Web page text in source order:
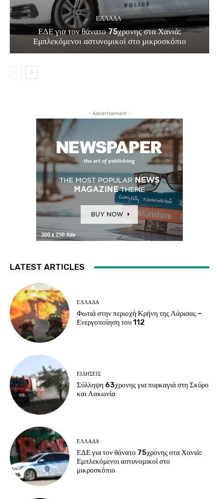
ΕΛΛΑΔΑ
ΕΔΕ για τον θάνατο 75χρονης στα Χανιά:
Εμπλεκόμενοι αστυνομικοί στο μικροσκόπιο
- Advertisement -
LATEST ARTICLES
ΕΛΛΑΔΑ
Φωτιά στην περιοχή Κρήνη της Λάρισας –
Ενεργοποίηση του 112
ΕΙΔΗΣΕΙΣ
Σύλληψη 63χρονης για πυρκαγιά στη Σκύρο
και Λακωνία
ΕΛΛΑΔΑ
ΕΔΕ για τον θάνατο 75χρονης στα Χανιά:
Εμπλεκόμενοι αστυνομικοί στο
μικροσκόπιο